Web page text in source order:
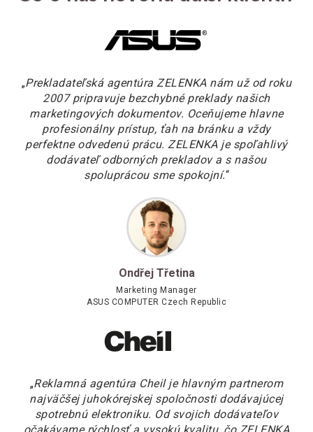
„Prekladateľská agentúra ZELENKA nám už od roku
2007 pripravuje bezchybné preklady našich
marketingových dokumentov. Oceňujeme hlavne
profesionálny prístup, ťah na bránku a vždy
perfektne odvedenú prácu. ZELENKA je spoľahlivý
dodávateľ odborných prekladov a s našou
spoluprácou sme spokojní.“
Ondřej Třetina
Marketing Manager
ASUS COMPUTER Czech Republic
„Reklamná agentúra Cheil je hlavným partnerom
najväčšej juhokórejskej spoločnosti dodávajúcej
spotrebnú elektroniku. Od svojich dodávateľov